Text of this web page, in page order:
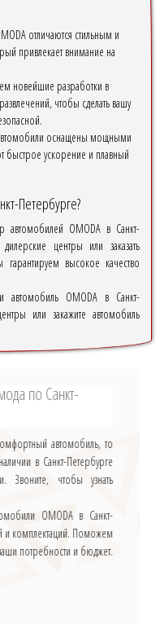
отличаются стильным и
привлекает внимание на
новейшие разработки в
чтобы сделать вашу
оснащены мощными
быстрое ускорение и плавный
Петербурге?
OMODA в Санкт-
центры или заказать
высокое качество
автомобиль OMODA в Санкт-
или закажите автомобиль
по Санкт-
автомобиль, то
в Санкт-Петербурге
Звоните, чтобы узнать
OMODA в Санкт-
и комплектаций. Поможем
потребности и бюджет.